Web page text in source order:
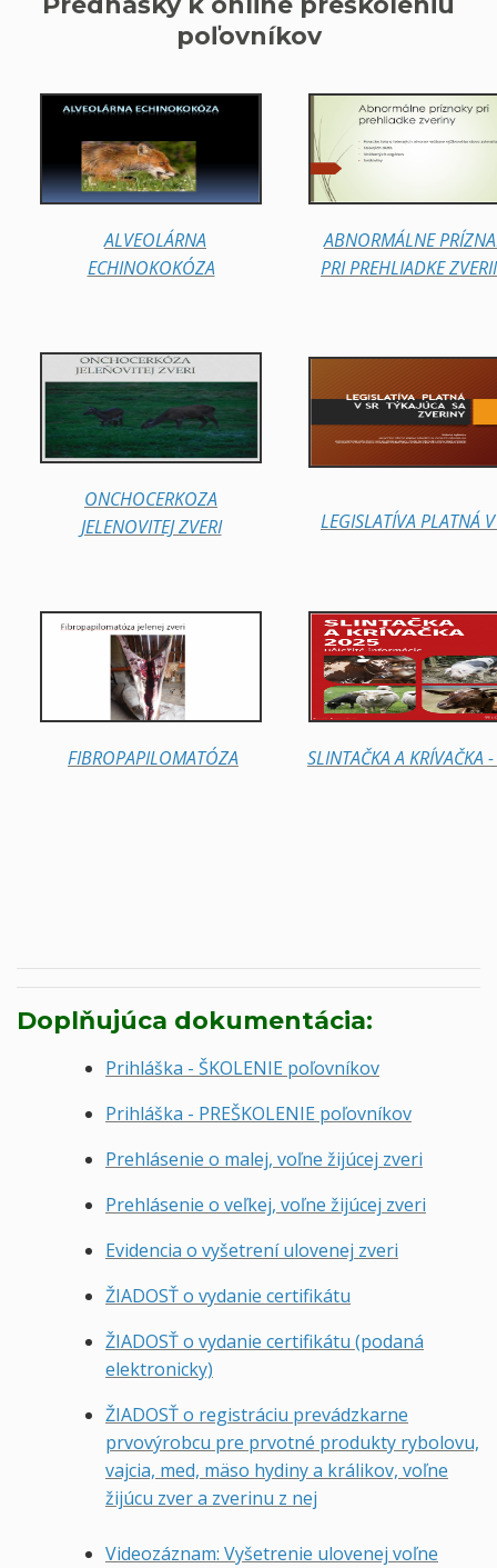
poľovníkov
ALVEOLÁRNA
ECHINOKOKÓZA
ABNORMÁLNE
PRI PREHLIADKE
ONCHOCERKOZA
JELENOVITEJ ZVERI
LEGISLATÍVA PLATNÁ
FIBROPAPILOMATÓZA SLINTAČKA A KRÍVAČKA
Doplňujúca dokumentácia:
Prihláška - ŠKOLENIE poľovníkov
Prihláška - PREŠKOLENIE poľovníkov
Prehlásenie o malej, voľne žijúcej zveri
Prehlásenie o veľkej, voľne žijúcej zveri
Evidencia o vyšetrení ulovenej zveri
ŽIADOSŤ o vydanie certifikátu
ŽIADOSŤ o vydanie certifikátu (podaná
elektronicky)
ŽIADOSŤ o registráciu prevádzkarne
prvovýrobcu pre prvotné produkty rybolovu,
vajcia, med, mäso hydiny a králikov, voľne
žijúcu zver a zverinu z nej
Videozáznam: Vyšetrenie ulovenej voľne